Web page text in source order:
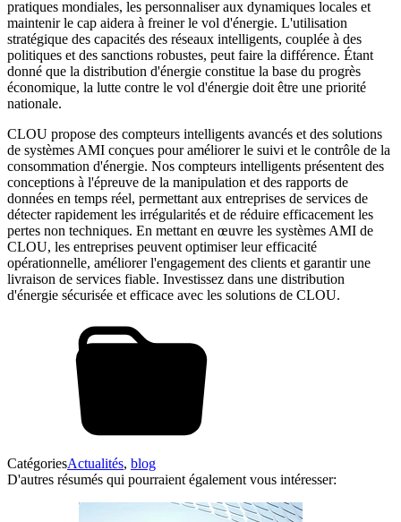
pratiques mondiales, les personnaliser aux dynamiques locales et
maintenir le cap aidera à freiner le vol d'énergie. L'utilisation
stratégique des capacités des réseaux intelligents, couplée à des
politiques et des sanctions robustes, peut faire la différence. Étant
donné que la distribution d'énergie constitue la base du progrès
économique, la lutte contre le vol d'énergie doit être une priorité
nationale.
CLOU propose des compteurs intelligents avancés et des solutions
de systèmes AMI conçues pour améliorer le suivi et le contrôle de la
consommation d'énergie. Nos compteurs intelligents présentent des
conceptions à l'épreuve de la manipulation et des rapports de
données en temps réel, permettant aux entreprises de services de
détecter rapidement les irrégularités et de réduire efficacement les
pertes non techniques. En mettant en œuvre les systèmes AMI de
CLOU, les entreprises peuvent optimiser leur efficacité
opérationnelle, améliorer l'engagement des clients et garantir une
livraison de services fiable. Investissez dans une distribution
d'énergie sécurisée et efficace avec les solutions de CLOU.
CatégoriesActualités, blog
D'autres résumés qui pourraient également vous intéresser: